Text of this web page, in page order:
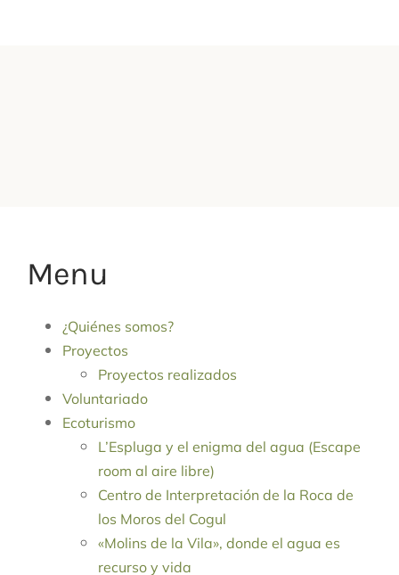
Menu
¿Quiénes somos?
Proyectos
Proyectos realizados
Voluntariado
Ecoturismo
L’Espluga y el enigma del agua (Escape
room al aire libre)
Centro de Interpretación de la Roca de
los Moros del Cogul
«Molins de la Vila», donde el agua es
recurso y vida